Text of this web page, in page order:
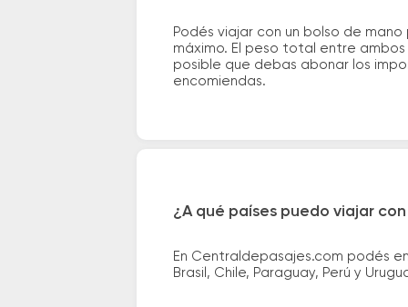
Podés viajar con un bolso de
máximo. El peso total entre ambos
posible que debas abonar los
encomiendas.
¿A qué países puedo viajar
En Centraldepasajes.com podés
Brasil, Chile, Paraguay, Perú y